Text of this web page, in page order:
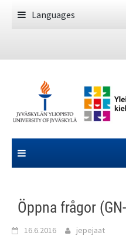
Languages
Öppna frågor
16.6.2016 jepejaat